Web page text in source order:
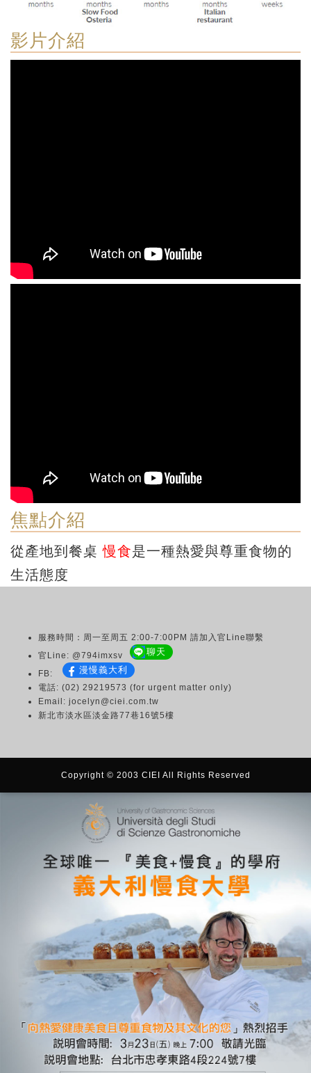
影片介紹
焦點介紹
從產地到餐桌慢食是一種熱愛與尊重食物的
生活態度
服務時間：周一至周五 2:00-7:00PM 請加入官Line聯繫
官Line: @794imxsv
聊天
FB: 漫慢義大利
電話: (02) 29219573 (for urgent matter only)
Email: jocelyn@ciei.com.tw
新北市淡水區淡金路77巷16號5樓
Copyright © 2003 CIEI All Rights Reserved